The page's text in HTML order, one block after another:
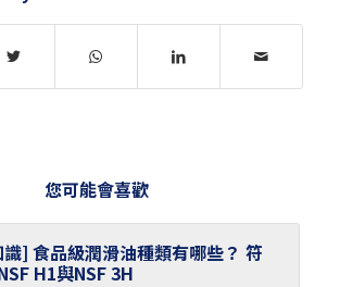
您可能會喜歡
] 食品級潤滑油種類有哪些？ 符
H1與NSF 3H